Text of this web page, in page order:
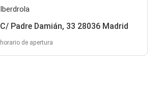
Iberdrola
C/ Padre Damián, 33 28036 Madrid
horario de apertura